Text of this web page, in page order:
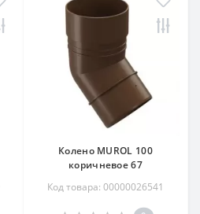
Колено MUROL 100
коричневое 67
Код товара: 00000026541